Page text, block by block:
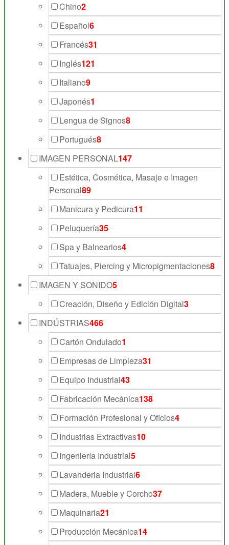
Chino2
Español6
Francés31
Inglés121
Italiano9
Japonés1
Lengua de Signos8
Portugués8
IMAGEN PERSONAL147
Estética, Cosmética, Masaje e Imagen
Personal89
Manicura y Pedicura11
Peluquería35
Spa y Balnearios4
Tatuajes, Piercing y Micropigmentaciones8
IMAGEN Y SONIDO5
Creación, Diseño y Edición Digital3
INDÚSTRIAS466
Cartón Ondulado1
Empresas de Limpieza31
Equipo Industrial43
Fabricación Mecánica138
Formación Profesional y Oficios4
Industrias Extractivas10
Ingeniería Industrial5
Lavanderia Industrial6
Madera, Mueble y Corcho37
Maquinaria21
Producción Mecánica14